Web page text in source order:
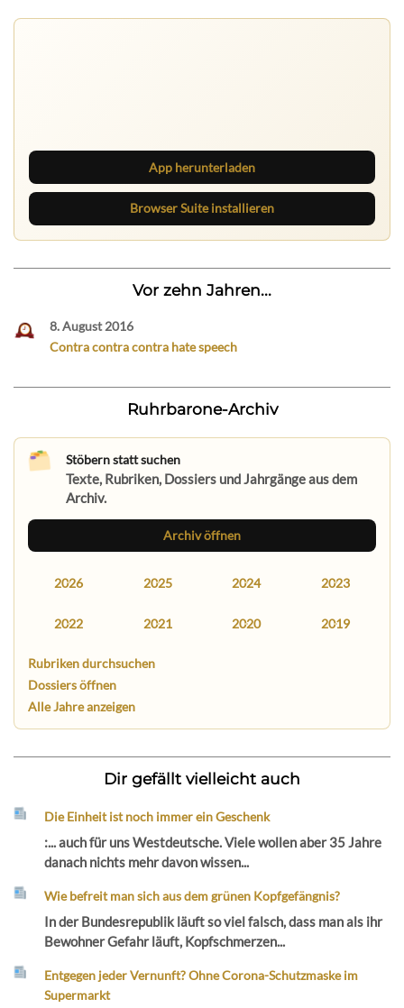
App herunterladen
Browser Suite installieren
Vor zehn Jahren...
8. August 2016
Contra contra contra hate speech
Ruhrbarone-Archiv
Stöbern statt suchen
Texte, Rubriken, Dossiers und Jahrgänge aus dem
Archiv.
Archiv öffnen
2026 2025 2024 2023
2022 2021 2020 2019
Rubriken durchsuchen
Dossiers öffnen
Alle Jahre anzeigen
Dir gefällt vielleicht auch
Die Einheit ist noch immer ein Geschenk
:... auch für uns Westdeutsche. Viele wollen aber 35 Jahre
danach nichts mehr davon wissen...
Wie befreit man sich aus dem grünen Kopfgefängnis?
In der Bundesrepublik läuft so viel falsch, dass man als ihr
Bewohner Gefahr läuft, Kopfschmerzen...
Entgegen jeder Vernunft? Ohne Corona-Schutzmaske im
Supermarkt